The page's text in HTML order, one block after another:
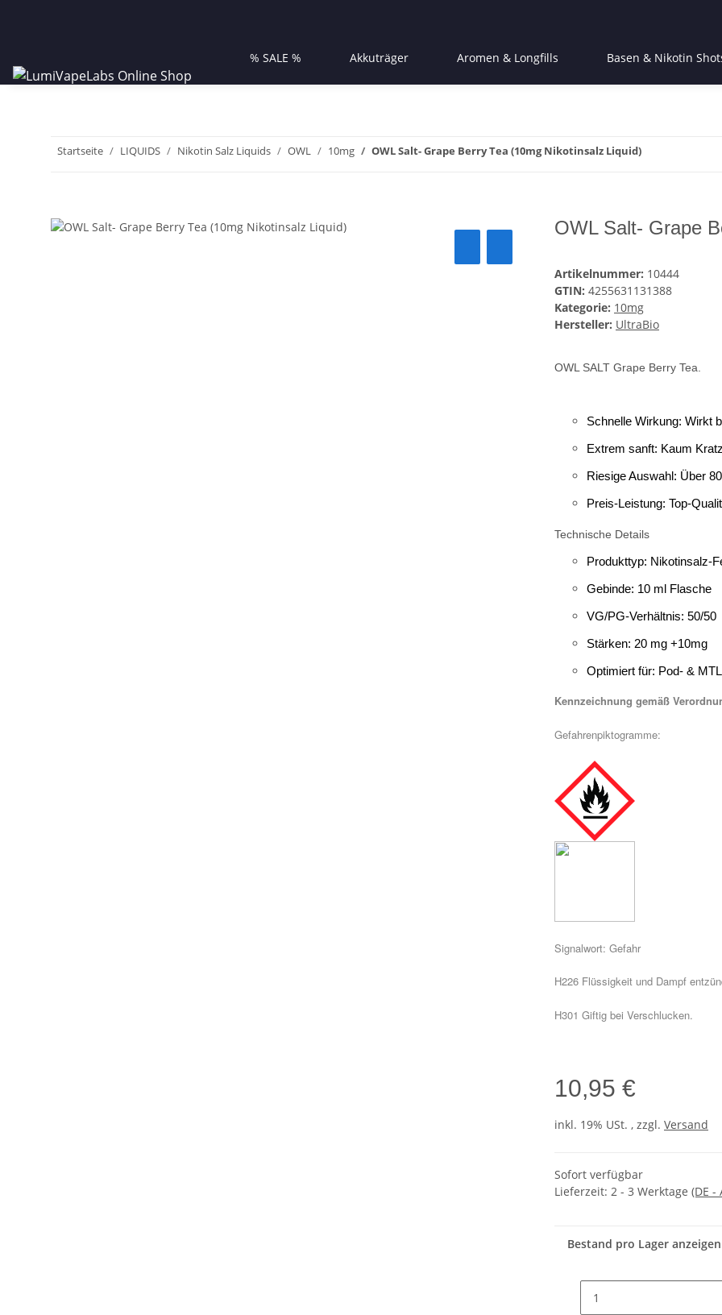
% SALE % Akkuträger Aromen & Longfills Basen & Nikotin
Startseite LIQUIDS Nikotin Salz Liquids OWL 10mg OWL Salt- Grape Berry Tea (10mg Nikotinsalz Liquid)
OWL Salt- Grape
Artikelnummer: 10444
GTIN: 4255631131388
Kategorie: 10mg
Hersteller: UltraBio
OWL SALT Grape Berry Tea.
Schnelle Wirkung: Wirkt
Extrem sanft: Kaum
Riesige Auswahl: Über
Preis-Leistung: Top-
Technische Details
Produkttyp: Nikotinsalz-
Gebinde: 10 ml Flasche
VG/PG-Verhältnis: 50/50
Stärken: 20 mg +10mg
Optimiert für: Pod- &
Kennzeichnung gemäß
Gefahrenpiktogramme:
Signalwort: Gefahr
H226 Flüssigkeit und Dampf
H301 Giftig bei Verschlucken.
10,95 €
inkl. 19% USt. , zzgl. Versand
Sofort verfügbar
Lieferzeit: 2 - 3 Werktage (DE
Bestand pro Lager anzeigen